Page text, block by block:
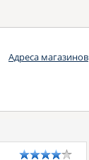
Адреса магазинов